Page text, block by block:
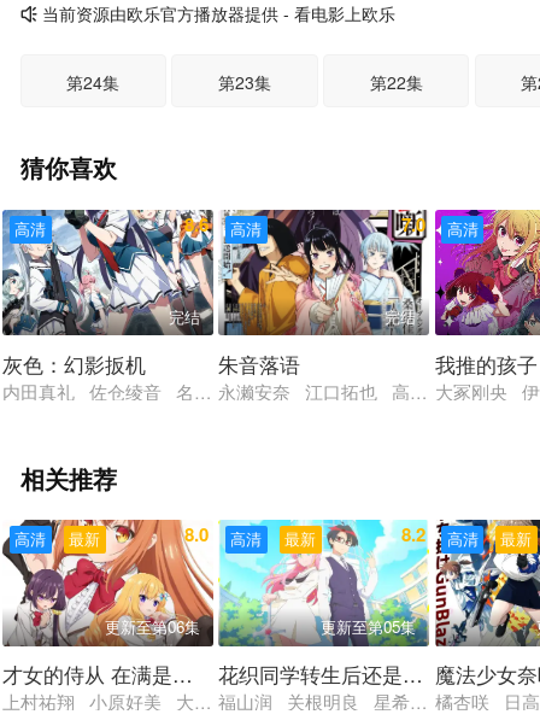
当前资源由欧乐官方播放器提供 - 看电影上欧乐
第24集 第23集 第22集
猜你喜欢
高清 8.6
完结
灰色：幻影扳机
内田真礼 佐仓绫音 名冢佳织 种崎敦美
高清 7.0
完结
朱音落语
永濑安奈 江口拓也 高桥李依
高清
我推的孩
大冢刚央
相关推荐
最新
高清 8.0
更新至第06集
才女的侍从 在满是高岭之花的贵族学校暗中照顾（毫无生
上村祐翔 小原好美 大西沙织 土屋李央 小清水亚美
最新
高清 8.2
更新至第05集
花织同学转生后还是想干架
福山润 关根明良 星希成奏 上田瞳
最新
高清
魔法少女
橘杏咲 日